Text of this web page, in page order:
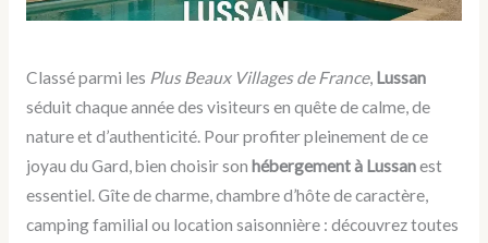
Classé parmi les Plus Beaux Villages de France, Lussan
séduit chaque année des visiteurs en quête de calme, de
nature et d’authenticité. Pour profiter pleinement de ce
joyau du Gard, bien choisir son hébergement à Lussanest
essentiel. Gîte de charme, chambre d’hôte de caractère,
camping familial ou location saisonnière : découvrez toutes